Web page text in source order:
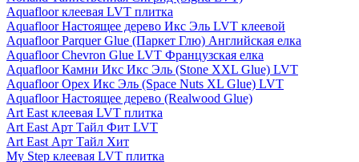
Aquafloor клеевая LVT плитка
Aquafloor Настоящее дерево Икс Эль LVT клеевой
Aquafloor Parquer Glue (Паркет Глю) Английская елка
Aquafloor Chevron Glue LVT Французская елка
Aquafloor Камни Икс Икс Эль (Stone XXL Glue) LVT
Aquafloor Орех Икс Эль (Space Nuts XL Glue) LVT
Aquafloor Настоящее дерево (Realwood Glue)
Art East клеевая LVT плитка
Art East Арт Тайл Фит LVT
Art East Арт Тайл Хит
My Step клеевая LVT плитка